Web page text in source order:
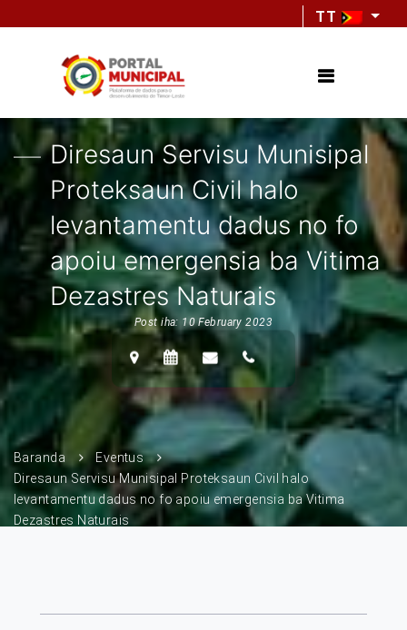
TT
Diresaun Servisu Munisipal
Proteksaun Civil halo
levantamentu dadus no fo
apoiu emergensia ba Vitima
Dezastres Naturais
Post iha: 10 February 2023
Baranda
Eventus
Diresaun Servisu Munisipal Proteksaun Civil halo
levantamentu dadus no fo apoiu emergensia ba Vitima
Dezastres Naturais